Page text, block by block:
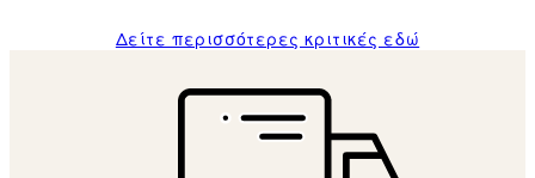
Δείτε περισσότερες κριτικές εδώ